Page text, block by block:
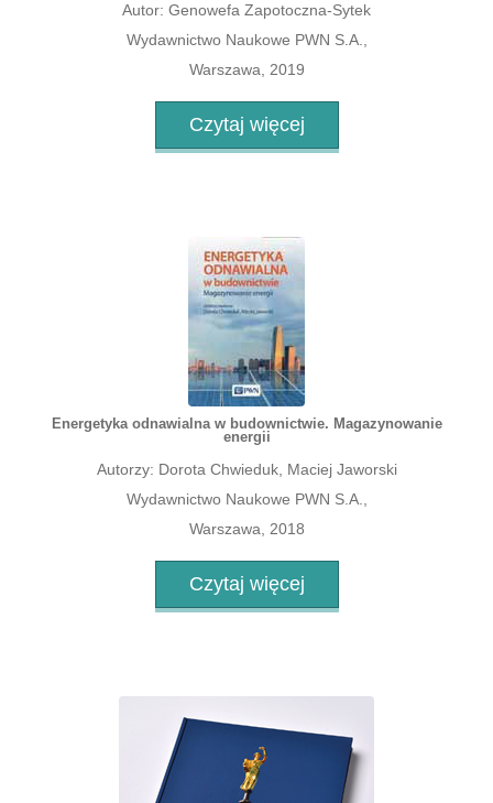
Autor: Genowefa Zapotoczna-Sytek
Wydawnictwo Naukowe PWN S.A.,
Warszawa, 2019
Czytaj więcej
Energetyka odnawialna w budownictwie. Magazynowanie
energii
Autorzy: Dorota Chwieduk, Maciej Jaworski
Wydawnictwo Naukowe PWN S.A.,
Warszawa, 2018
Czytaj więcej